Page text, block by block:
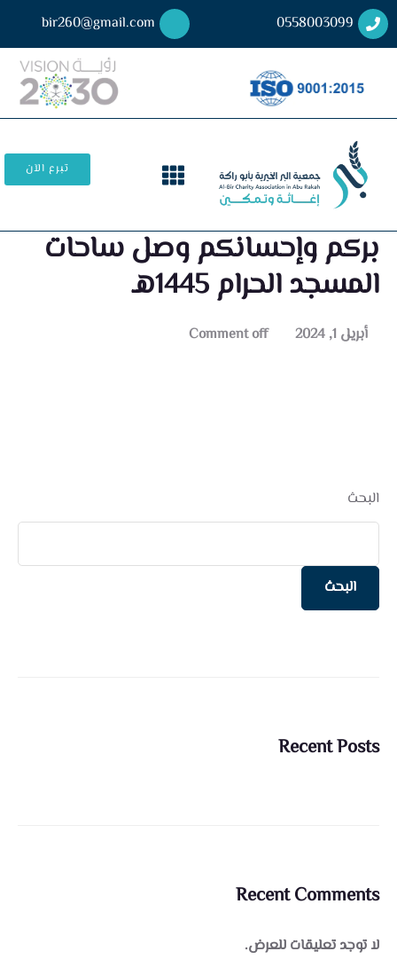
0558003099
bir260@gmail.com
تبرع الآن
بركم وإحسانكم وصل ساحات
المسجد الحرام 1445هـ
أبريل 1, 2024 Comment off
البحث
البحث
Recent Posts
Recent Comments
لا توجد تعليقات للعرض.